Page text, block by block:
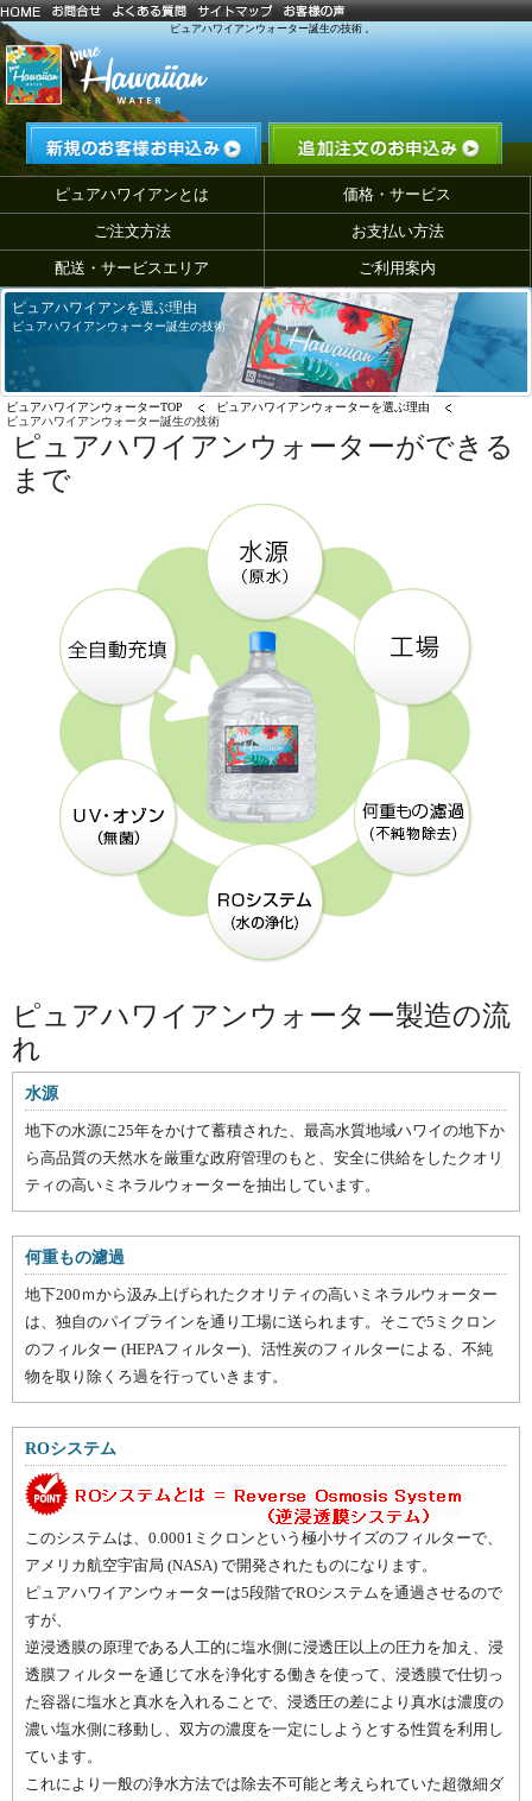
ピュアハワイアンウォーター誕生の技術 。
ピュアハワイアンとは 価格・サービス
ご注文方法 お支払い方法
配送・サービスエリア ご利用案内
ピュアハワイアンを選ぶ理由
ピュアハワイアンウォーター誕生の技術
ピュアハワイアンウォーターTOP
ピュアハワイアンウォーターを選ぶ理由
ピュアハワイアンウォーター誕生の技術
ピュアハワイアンウォーターができる
まで
ピュアハワイアンウォーター製造の流
れ
水源
地下の水源に25年をかけて蓄積された、最高水質地域ハワイの地下か
ら高品質の天然水を厳重な政府管理のもと、安全に供給をしたクオリ
ティの高いミネラルウォーターを抽出しています。
何重もの濾過
地下200ｍから汲み上げられたクオリティの高いミネラルウォーター
は、独自のパイプラインを通り工場に送られます。そこで5ミクロン
のフィルター (HEPAフィルター)、活性炭のフィルターによる、不純
物を取り除くろ過を行っていきます。
ROシステム
このシステムは、0.0001ミクロンという極小サイズのフィルターで、
アメリカ航空宇宙局 (NASA) で開発されたものになります。
ピュアハワイアンウォーターは5段階でROシステムを通過させるので
すが、
逆浸透膜の原理である人工的に塩水側に浸透圧以上の圧力を加え、浸
透膜フィルターを通じて水を浄化する働きを使って、浸透膜で仕切っ
た容器に塩水と真水を入れることで、浸透圧の差により真水は濃度の
濃い塩水側に移動し、双方の濃度を一定にしようとする性質を利用し
ています。
これにより一般の浄水方法では除去不可能と考えられていた超微細ダ